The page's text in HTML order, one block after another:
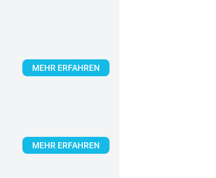
MEHR ERFAHREN
MEHR ERFAHREN